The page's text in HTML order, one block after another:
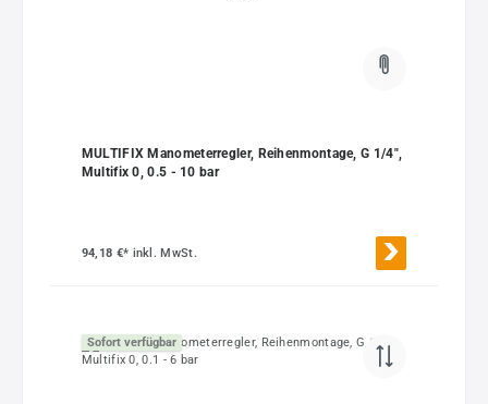
MULTIFIX Manometerregler, Reihenmontage, G 1/4",
Multifix 0, 0.5 - 10 bar
94,18 €* inkl. MwSt.
Sofort verfügbar